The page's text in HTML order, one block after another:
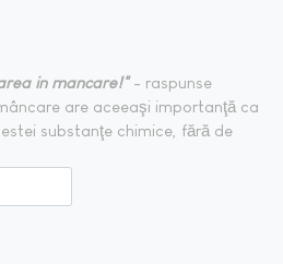
in mancare!"- raspunse
are aceeaşi importanţă ca
substanţe chimice, fără de